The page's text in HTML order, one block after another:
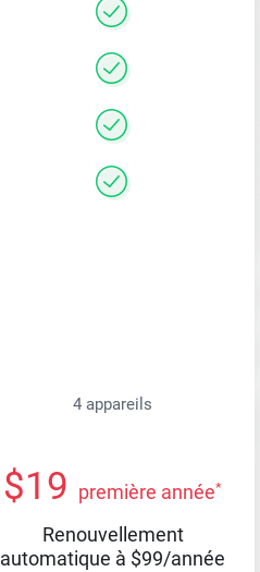
4 appareils
$19 première année*
Renouvellement
automatique à $99/année